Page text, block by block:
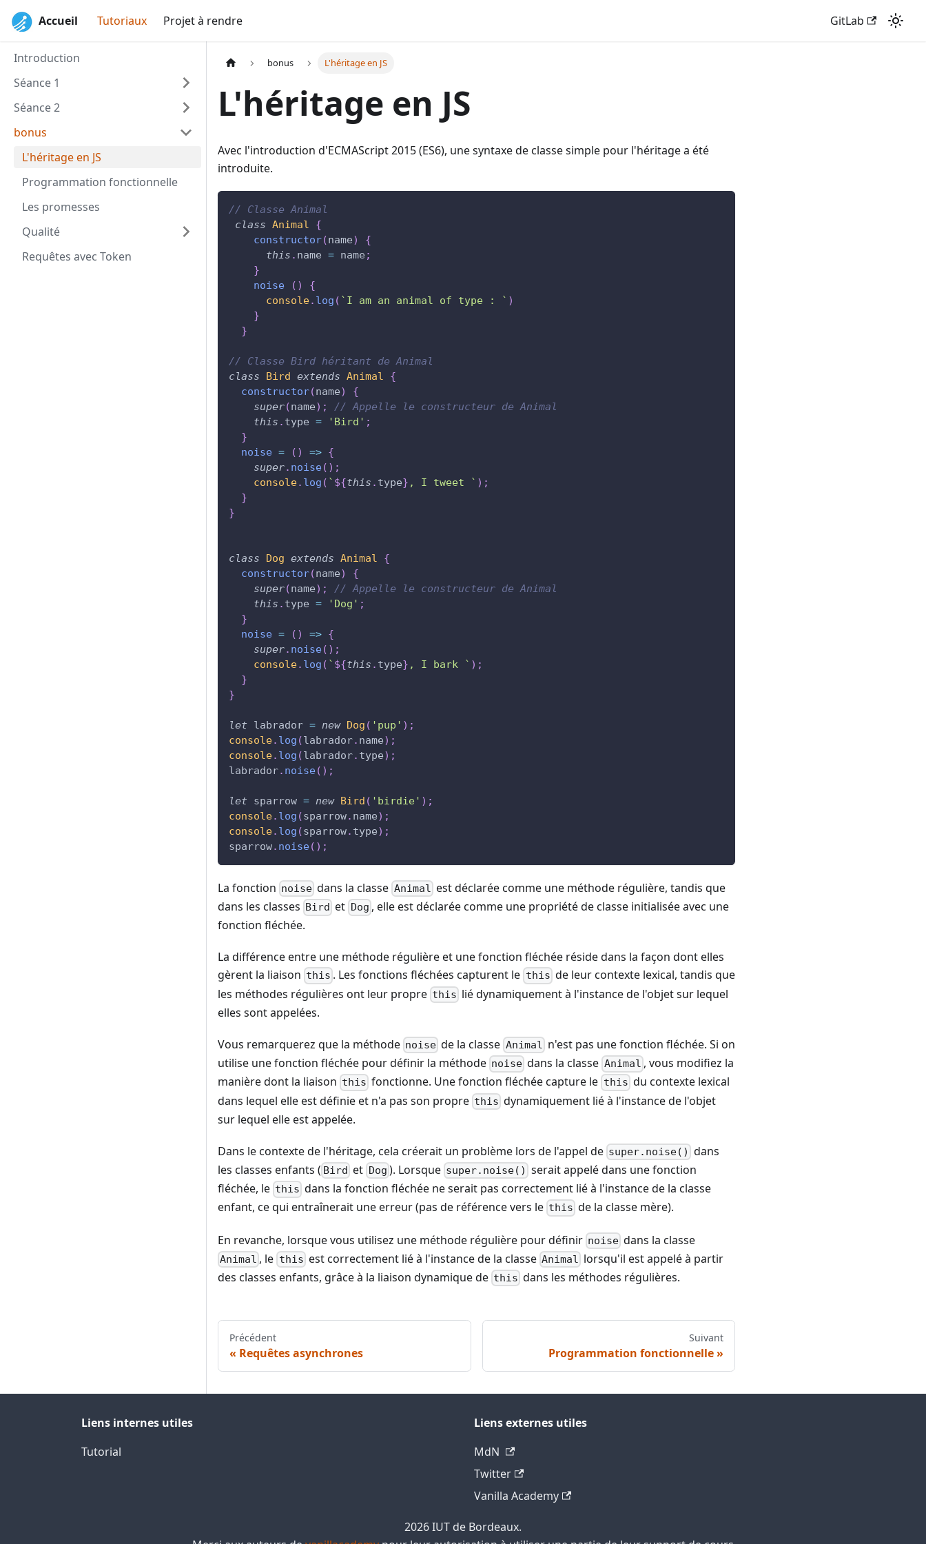
Accueil Tutoriaux Projet à rendre GitLab
Introduction
Séance 1
Séance 2
bonus
L'héritage en JS
Programmation fonctionnelle
Les promesses
Qualité
Requêtes avec Token
bonus L'héritage en JS
L'héritage en JS
Avec l'introduction d'ECMAScript 2015 (ES6), une syntaxe de classe simple pour l'héritage a été
introduite.
// Classe Animal
class Animal
{
constructor(name)
{
this . name = name ;
}
noise
( )
{
console. log ( ` I am an animal of type : ` )
}
}
// Classe Bird héritant de Animal
class
Bird extends Animal
{
constructor(name)
{
super(name) ;
// Appelle le constructeur de Animal
this . type = 'Bird' ;
}
noise = ( ) => {
super. noise( ) ;
console. log ( ` ${this . type} , I tweet ` ) ;
}
}
class Dog extends Animal
{
constructor(name)
{
super(name) ;
// Appelle le constructeur de Animal
this . type = 'Dog' ;
}
noise = ( ) => {
super. noise( ) ;
console. log ( ` ${this . type} , I bark ` ) ;
}
}
let labrador = new Dog ( 'pup' ) ;
console. log (labrador. name) ;
console. log (labrador. type) ;
labrador. noise( ) ;
let sparrow = new Bird ( 'birdie' ) ;
console. log (sparrow. name) ;
console. log (sparrow. type) ;
sparrow. noise( ) ;
La fonction noise dans la classe Animal est déclarée comme une méthode régulière, tandis que
dans les classes Bird et Dog , elle est déclarée comme une propriété de classe initialisée avec une
fonction fléchée.
La différence entre une méthode régulière et une fonction fléchée réside dans la façon dont elles
gèrent la liaison this . Les fonctions fléchées capturent le this de leur contexte lexical, tandis que
les méthodes régulières ont leur propre this lié dynamiquement à l'instance de l'objet sur lequel
elles sont appelées.
Vous remarquerez que la méthode noise de la classe Animal n'est pas une fonction fléchée. Si on
utilise une fonction fléchée pour définir la méthode noise dans la classe Animal , vous modifiez la
manière dont la liaison this fonctionne. Une fonction fléchée capture le this du contexte lexical
dans lequel elle est définie et n'a pas son propre this dynamiquement lié à l'instance de l'objet
sur lequel elle est appelée.
Dans le contexte de l'héritage, cela créerait un problème lors de l'appel de super.noise() dans
les classes enfants ( Bird et Dog ). Lorsque super.noise() serait appelé dans une fonction
fléchée, le this dans la fonction fléchée ne serait pas correctement lié à l'instance de la classe
enfant, ce qui entraînerait une erreur (pas de référence vers le this de la classe mère).
En revanche, lorsque vous utilisez une méthode régulière pour définir noise dans la classe
Animal , le this est correctement lié à l'instance de la classe Animal lorsqu'il est appelé à partir
des classes enfants, grâce à la liaison dynamique de this dans les méthodes régulières.
Précédent
Requêtes asynchrones
Suivant
Programmation fonctionnelle
Liens internes utiles
Tutorial
Liens externes utiles
MdN
Twitter
Vanilla Academy
2026 IUT de Bordeaux.